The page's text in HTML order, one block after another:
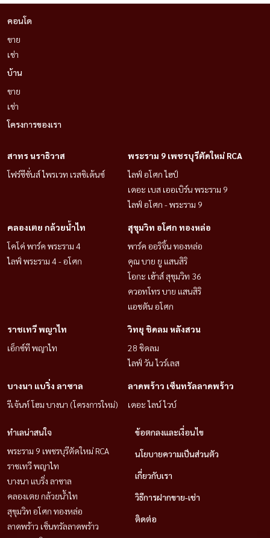
คอนโด
ขาย
เช่า
บ้าน
ขาย
เช่า
โครงการของเรา
สาทร นราธิวาส
โฟร์ซีซั่นส์ ไพรเวท เรสซิเด้นซ์
พระราม 9 เพชรบุรีตัดใหม่ RCA
ไลฟ์ อโศก ไฮป์
เดอะ เบส เออเบิร์น พระราม 9
ไลฟ์ อโศก - พระราม 9
คลองเตย กล้วยน้ำไท
โคโค่ พาร์ค พระราม 4
ไลฟ์ พระราม 4 - อโศก
สุขุมวิท อโศก ทองหล่อ
พาร์ค ออริจิ้น ทองหล่อ
คุณ บาย ยู แสนสิริ
โอกะ เฮ้าส์ สุขุมวิท 36
ควอทโทร บาย แสนสิริ
แอชตัน อโศก
ราชเทวี พญาไท
เอ็กซ์ที พญาไท
วิทยุ ชิดลม หลังสวน
28 ชิดลม
ไลฟ์ วัน ไวร์เลส
บางนา แบริ่ง ลาซาล
รีเจ้นท์ โฮม บางนา (โครงการใหม่)
ลาดพร้าว เซ็นทรัลลาดพร้าว
เดอะ ไลน์ ไวบ์
ทำเลน่าสนใจ
พระราม 9 เพชรบุรีตัดใหม่ RCA
ราชเทวี พญาไท
บางนา แบริ่ง ลาซาล
คลองเตย กล้วยน้ำไท
สุขุมวิท อโศก ทองหล่อ
ลาดพร้าว เซ็นทรัลลาดพร้าว
ข้อตกลงและเงื่อนไข
นโยบายความเป็นส่วนตัว
เกี่ยวกับเรา
วิธีการฝากขาย-เช่า
ติดต่อ